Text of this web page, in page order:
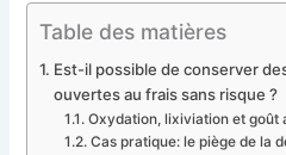
Table des matières
Est-il possible de conserver
ouvertes au frais sans risque ?
Oxydation, lixiviation et goût
Cas pratique: le piège de la